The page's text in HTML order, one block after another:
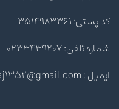
کد پستی: 3514983361
شماره تلفن: 0233439207
ایمیل : saeedseraj1352@gmail.com